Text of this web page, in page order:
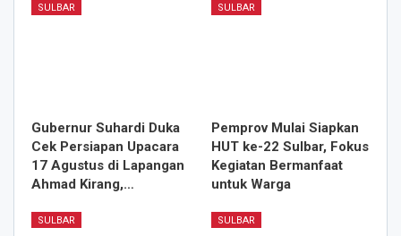
SULBAR
Gubernur Suhardi Duka
Cek Persiapan Upacara
17 Agustus di Lapangan
Ahmad Kirang,…
SULBAR
Pemprov Mulai Siapkan
HUT ke-22 Sulbar, Fokus
Kegiatan Bermanfaat
untuk Warga
SULBAR SULBAR